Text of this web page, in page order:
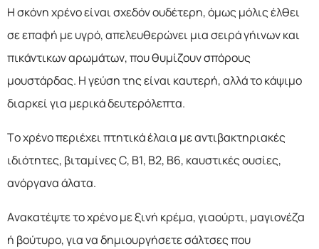
Η σκόνη χρένο είναι σχεδόν ουδέτερη, όμως μόλις έλθει
σε επαφή με υγρό, απελευθερώνει μια σειρά γήινων και
πικάντικων αρωμάτων, που θυμίζουν σπόρους
μουστάρδας. Η γεύση της είναι καυτερή, αλλά το κάψιμο
διαρκεί για μερικά δευτερόλεπτα.
Το χρένο περιέχει πτητικά έλαια με αντιβακτηριακές
ιδιότητες, βιταμίνες C, Β1, Β2, Β6, καυστικές ουσίες,
ανόργανα άλατα.
Ανακατέψτε το χρένο με ξινή κρέμα, γιαούρτι, μαγιονέζα
ή βούτυρο, για να δημιουργήσετε σάλτσες που